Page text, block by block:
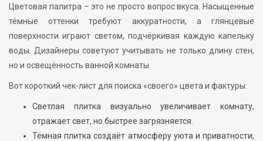
Цветовая палитра – это не просто вопрос вкуса. Насыщенные
тёмные оттенки требуют аккуратности, а глянцевые
поверхности играют светом, подчёркивая каждую капельку
воды. Дизайнеры советуют учитывать не только длину стен,
но и освещённость ванной комнаты.
Вот короткий чек-лист для поиска «своего» цвета и фактуры:
Светлая плитка визуально увеличивает комнату,
отражает свет, но быстрее загрязняется.
Тёмная плитка создаёт атмосферу уюта и приватности,